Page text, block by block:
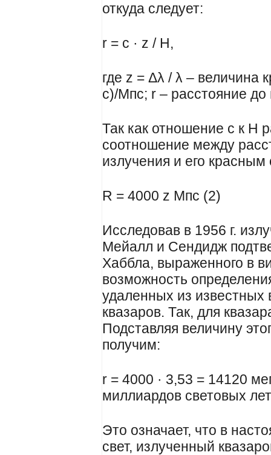
откуда следует:
r = c · z / H,
где z = Δλ / λ – величина
с)/Мпс; r – расстояние
Так как отношение c к H
соотношение между
излучения и его
R = 4000 z Мпс (2)
Исследовав в 1956 г.
Мейалл и Сендидж
Хаббла, выраженного в
возможность
удаленных из
квазаров. Так, для
Подставляя величину
получим:
r = 4000 · 3,53 = 14120
миллиардов световых
Это означает, что в
свет, излученный